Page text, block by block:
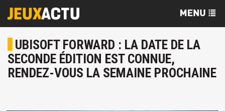
UBISOFT FORWARD : LA DATE DE LA
SECONDE ÉDITION EST CONNUE,
RENDEZ-VOUS LA SEMAINE PROCHAINE